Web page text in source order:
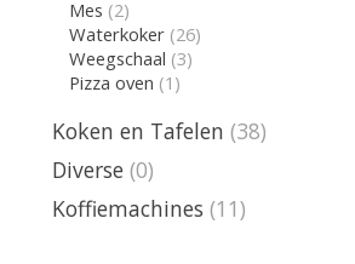
Mes (2)
Waterkoker (26)
Weegschaal (3)
Pizza oven (1)
Koken en Tafelen (38)
Diverse (0)
Koffiemachines (11)